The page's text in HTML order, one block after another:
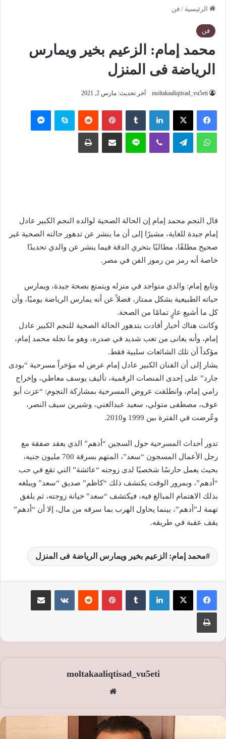
الرئيسية / فن
فن
محمد إمام: الزعيم بخير ويمارس
الرياضة فى المنزل
moltakaaliqtisad_vu5eti آخر تحديث: مارس 2, 2021
فيسبوك ‫X لينكدإن بينتيريست سكايب
واتساب تيلقرام لاين
قال النجم محمد إمام إن الحالة الصحية لوالده النجم الكبير عادل
إمام جيدة للغاية، مشيرًا إلى أن ما ينشر عن تدهور حالته الصحية غير
صحيح مطلقًا، مطالبًا بتحري الدقة فيما ينشر عن والدي تحديدًا
خاصة أنه رمز من رموز الفن في مصر.
وتابع إمام: والدي متواجد في منزله ويتمتع بصحة جيدة، ويمارس
حياته الطبيعية بشكل ممتاز، فضلاً عن أنه يمارس الرياضة يوميًا، وأن
كل ما أشيع عارٍ تمامًا من الصحة.
وكانت هناك أخبار أفادت بتدهور الحالة الصحية للنجم الكبير عادل
إمام، وأنه يعانى من تعب شديد في صدره، وهو ما نجله محمد إمام،
مؤكداً أن تلك الشائعات سلبية فقط.
يشار إلى أن الفنان الكبير عادل إمام عرض له مؤخراً مسرحية “بودى
جارد” على إحدى المنصات الرقمية، تأليف يوسف معاطي، وإخراج
رامي إمام، وانطلقت عروض المسرحية بمشاركة النجوم: “عزت أبو
عوف، مصطفى متولي، سعيد عبدالغني، وشيرين سيف النصر،
وعُرضت في الفترة بين 1999 و2010.
تدور أحداث المسرحية حول السجين “أدهم” الذي يعقد صفقة مع
رجل الأعمال المسجون “سعد”، المتهم بسرقة 700 مليون جنيه،
بحيث يعمل حارسًا شخصيًا لدى زوجته “عائشة” التي تقع في حب
“أدهم”، وبمرور الوقت يكتشف ذلك “كاظم” صديق “سعد” ويبلغه
بذلك الاهتمام المبالغ فيه، فيكتشف “سعد” خيانة زوجته، ثم يلفق
تهمة لـ”أدهم”، بينما يحاول الهرب بما سرقه من مال، إلا أن “أدهم”
يقف عقبة في طريقه.
محمد إمام: الزعيم بخير ويمارس الرياضة فى المنزل
لينكدإن بينتيريست
moltakaaliqtisad_vu5eti
الوي
ب